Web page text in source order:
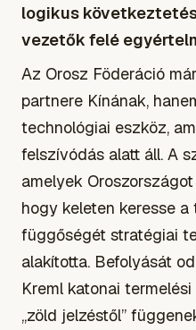
logikus
vezetők felé
Az Orosz Föderáció
partnere Kínának,
technológiai eszköz,
felszívódás alatt áll. A
amelyek
hogy keleten keresse
függőségét stratégiai
alakította. Befolyását
Kreml katonai
„zöld jelzéstől”